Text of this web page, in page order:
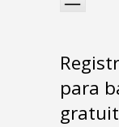
para